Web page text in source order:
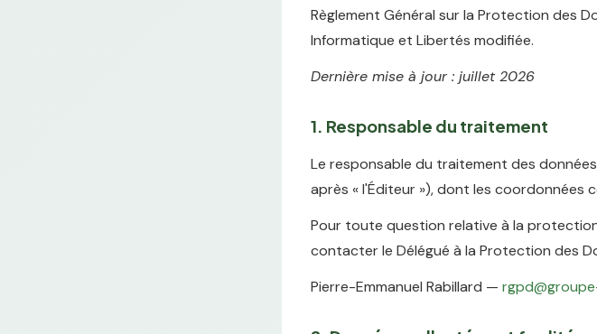
Règlement Général sur la Protection des
Informatique et Libertés modifiée.
Dernière mise à jour : juillet 2026
1. Responsable du traitement
Le responsable du traitement des
après « l'Éditeur »), dont les coordonnées
Pour toute question relative à la
contacter le Délégué à la Protection des
Pierre-Emmanuel Rabillard —